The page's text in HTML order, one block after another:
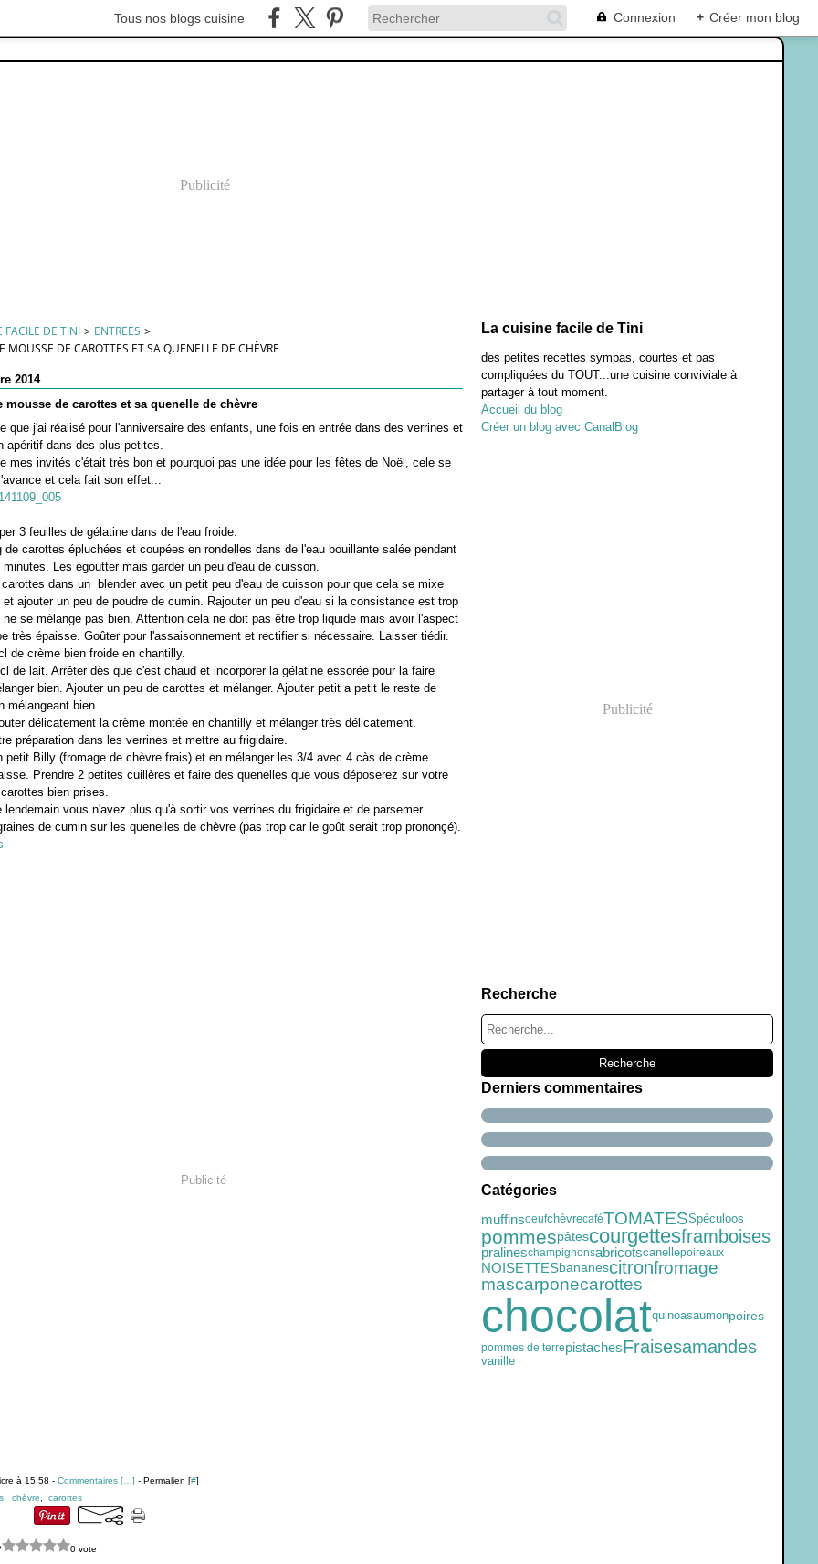
Tous nos blogs cuisine Connexion + Créer mon blog
Publicité
FACILE DE TINI > ENTREES >
MOUSSE DE CAROTTES ET SA QUENELLE DE CHÈVRE
2014
mousse de carottes et sa quenelle de chèvre
que j'ai réalisé pour l'anniversaire des enfants, une fois en entrée dans des verrines et
apéritif dans des plus petites.
mes invités c'était très bon et pourquoi pas une idée pour les fêtes de Noël, cele se
et cela fait son effet...
3 feuilles de gélatine dans de l'eau froide.
de carottes épluchées et coupées en rondelles dans de l'eau bouillante salée pendant
minutes. Les égoutter mais garder un peu d'eau de cuisson.
dans un blender avec un petit peu d'eau de cuisson pour que cela se mixe
et ajouter un peu de poudre de cumin. Rajouter un peu d'eau si la consistance est trop
se mélange pas bien. Attention cela ne doit pas être trop liquide mais avoir l'aspect
très épaisse. Goûter pour l'assaisonnement et rectifier si nécessaire. Laisser tiédir.
de crème bien froide en chantilly.
de lait. Arrêter dès que c'est chaud et incorporer la gélatine essorée pour la faire
bien. Ajouter un peu de carottes et mélanger. Ajouter petit a petit le reste de
mélangeant bien.
délicatement la crème montée en chantilly et mélanger très délicatement.
préparation dans les verrines et mettre au frigidaire.
petit Billy (fromage de chèvre frais) et en mélanger les 3/4 avec 4 càs de crème
Prendre 2 petites cuillères et faire des quenelles que vous déposerez sur votre
bien prises.
lendemain vous n'avez plus qu'à sortir vos verrines du frigidaire et de parsemer
de cumin sur les quenelles de chèvre (pas trop car le goût serait trop prononçé).
Publicité
à 15:58 - Commentaires [… ] - Permalien [#]
, chèvre carottes
0 vote
La cuisine facile de Tini
des petites recettes sympas, courtes et pas
compliquées du TOUT...une cuisine conviviale à
partager à tout moment.
Accueil du blog
Créer un blog avec CanalBlog
Publicité
Recherche
Derniers commentaires
Catégories
muffinsoeufchèvrecaféTOMATESSpéculoos
pommespâtescourgettesframboises
pralineschampignonsabricotscanellepoireaux
NOISETTESbananescitronfromage
mascarponecarottes
chocolatquinoasaumonpoires
pommes de terrepistachesFraisesamandes
vanille